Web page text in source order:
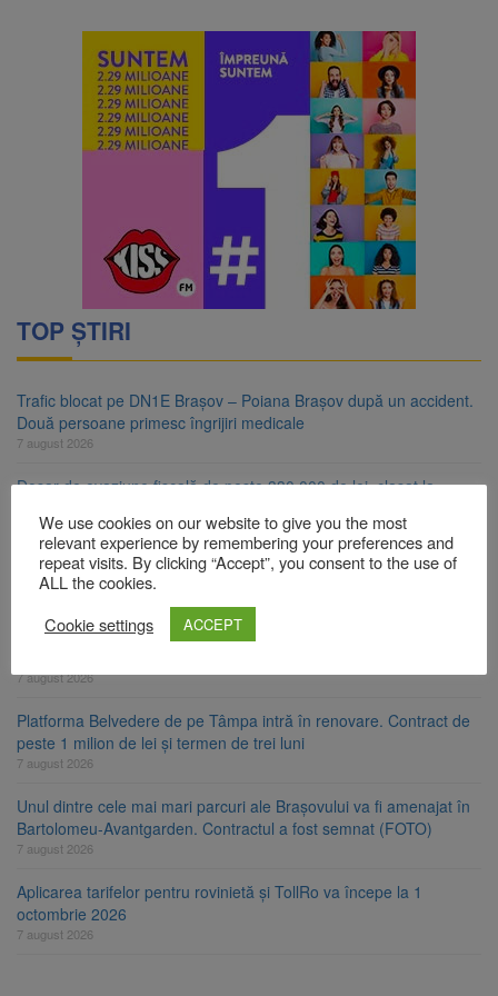
TOP ȘTIRI
Trafic blocat pe DN1E Brașov – Poiana Brașov după un accident.
Două persoane primesc îngrijiri medicale
7 august 2026
Dosar de evaziune fiscală de peste 330.000 de lei, clasat la
7 august 2026
Primăria Brașov amenință cu sistarea plăților către Brai-Cata și
Comprest. Motivul: platforme de gunoi neigienizate
7 august 2026
Platforma Belvedere de pe Tâmpa intră în renovare. Contract de
peste 1 milion de lei și termen de trei luni
7 august 2026
Unul dintre cele mai mari parcuri ale Brașovului va fi amenajat în
Bartolomeu-Avantgarden. Contractul a fost semnat (FOTO)
7 august 2026
Aplicarea tarifelor pentru rovinietă și TollRo va începe la 1
octombrie 2026
7 august 2026
We use cookies on our website to give you the most
relevant experience by remembering your preferences and
repeat visits. By clicking “Accept”, you consent to the use of
ALL the cookies.
Cookie settings
ACCEPT